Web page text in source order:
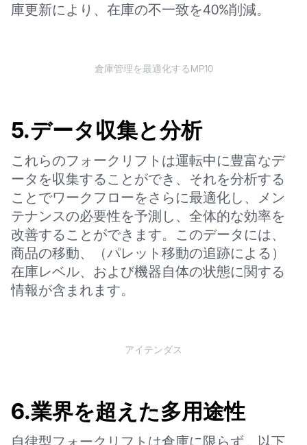
庫更新により、在庫の不一致を40%削減。
倉庫管理を最適化するMP10
5.データ収集と分析
これらのフォークリフトは運転中に豊富なデ
ータを収集することができ、それを分析する
ことでワークフローをさらに最適化し、メン
テナンスの必要性を予測し、全体的な効率を
改善することができます。このデータには、
商品の移動、（パレット移動の追跡による）
在庫レベル、および機器自体の状態に関する
情報が含まれます。
アイテンダス
6.業界を超えた多用途性